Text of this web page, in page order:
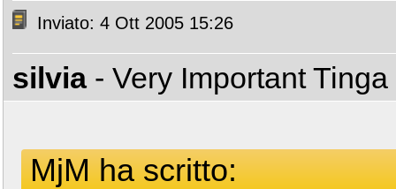
Inviato: 4 Ott 2005 15:26
silvia - Very Important Tinga
MjM ha scritto: